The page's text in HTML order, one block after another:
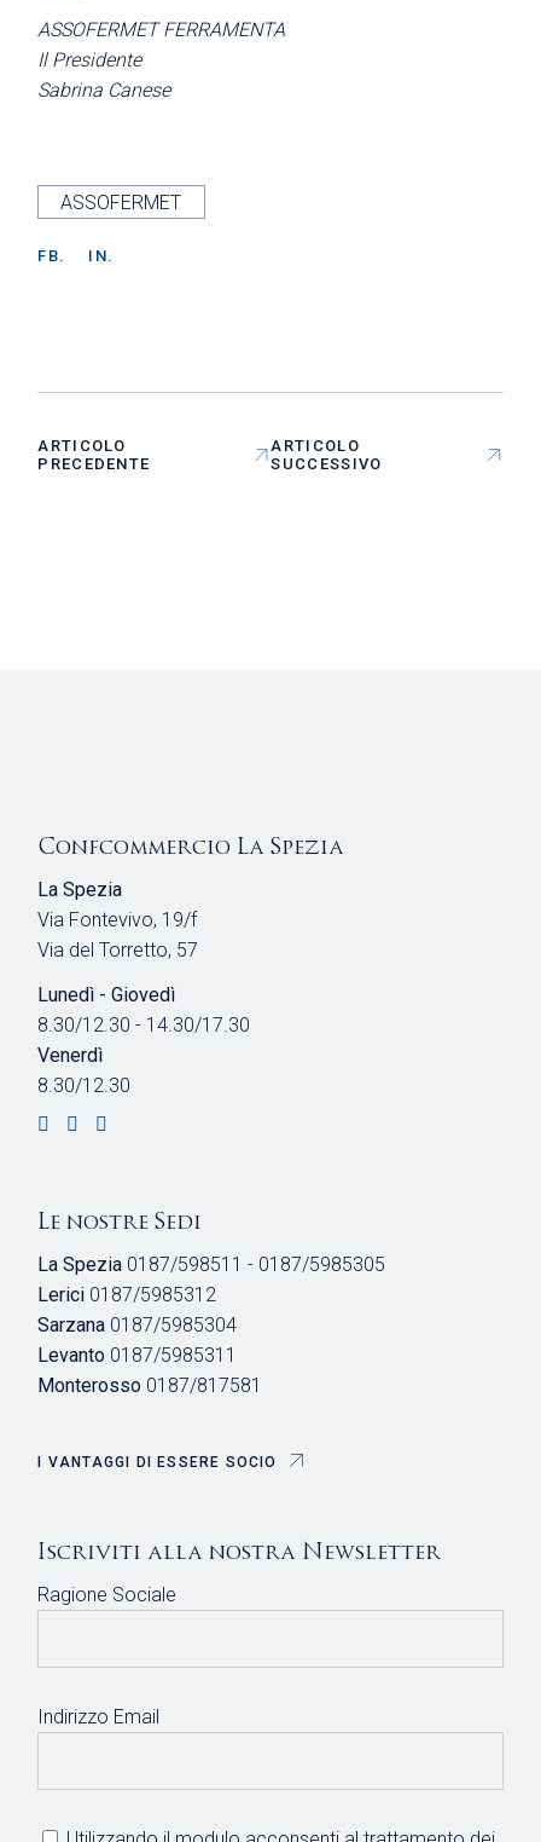
ASSOFERMET FERRAMENTA
Il Presidente
Sabrina Canese
ASSOFERMET
FB. IN.
ARTICOLO
PRECEDENTE
ARTICOLO
SUCCESSIVO
Confcommercio La Spezia
La Spezia
Via Fontevivo, 19/f
Via del Torretto, 57
Lunedì - Giovedì
8.30/12.30 - 14.30/17.30
Venerdì
8.30/12.30
Le nostre Sedi
La Spezia 0187/598511 - 0187/5985305
Lerici 0187/5985312
Sarzana 0187/5985304
Levanto 0187/5985311
Monterosso 0187/817581
I VANTAGGI DI ESSERE SOCIO
Iscriviti alla nostra Newsletter
Ragione Sociale
Indirizzo Email